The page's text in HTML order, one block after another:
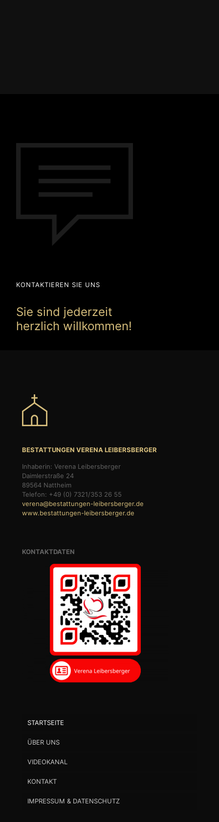
KONTAKTIEREN SIE UNS
Sie sind jederzeit
herzlich willkommen!
BESTATTUNGEN VERENA LEIBERSBERGER
Inhaberin: Verena Leibersberger
Daimlerstraße 24
89564 Nattheim
Telefon: +49 (0) 7321/353 26 55
verena@bestattungen-leibersberger.de
www.bestattungen-leibersberger.de
KONTAKTDATEN
STARTSEITE
ÜBER UNS
VIDEOKANAL
KONTAKT
IMPRESSUM & DATENSCHUTZ